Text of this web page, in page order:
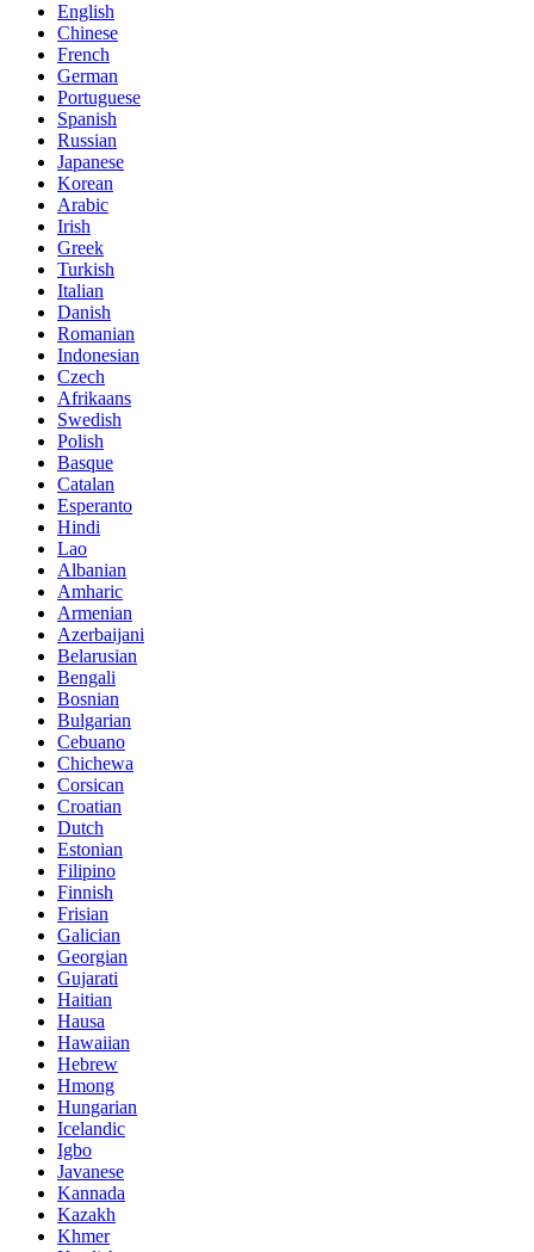
English
Chinese
French
German
Portuguese
Spanish
Russian
Japanese
Korean
Arabic
Irish
Greek
Turkish
Italian
Danish
Romanian
Indonesian
Czech
Afrikaans
Swedish
Polish
Basque
Catalan
Esperanto
Hindi
Lao
Albanian
Amharic
Armenian
Azerbaijani
Belarusian
Bengali
Bosnian
Bulgarian
Cebuano
Chichewa
Corsican
Croatian
Dutch
Estonian
Filipino
Finnish
Frisian
Galician
Georgian
Gujarati
Haitian
Hausa
Hawaiian
Hebrew
Hmong
Hungarian
Icelandic
Igbo
Javanese
Kannada
Kazakh
Khmer